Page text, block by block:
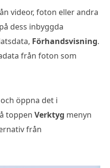
videor, foton eller andra
dess inbyggda
Förhandsvisning.
från foton som
öppna det i
toppen Verktyg menyn
från